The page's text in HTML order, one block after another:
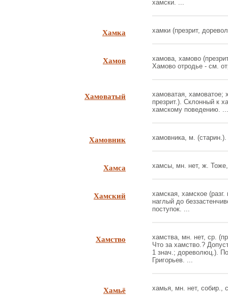
хамски. ...
Хамка хамки (презрит,
Хамов
хамова, хамово
Хамово отродье - см.
Хамоватый
хамоватая, хамоватое;
презрит.). Склонный к
хамскому поведению. ...
Хамовник хамовника, м.
Хамса хамсы, мн. нет, ж.
Хамский
хамская, хамское
наглый до
поступок. ...
Хамство
хамства, мн. нет, ср.
Что за хамство.?
1 знач.; дореволюц.).
Григорьев. ...
Хамьё хамья, мн. нет, собир.,